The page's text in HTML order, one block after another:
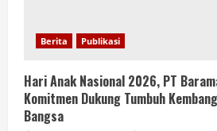
Berita Publikasi
Hari Anak Nasional 2026, PT
Komitmen Dukung Tumbuh
Bangsa